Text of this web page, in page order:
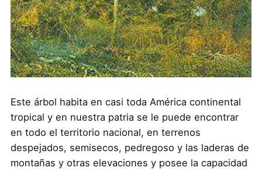
Este árbol habita en casi toda América continental
tropical y en nuestra patria se le puede encontrar
en todo el territorio nacional, en terrenos
despejados, semisecos, pedregoso y las laderas de
montañas y otras elevaciones y posee la capacidad